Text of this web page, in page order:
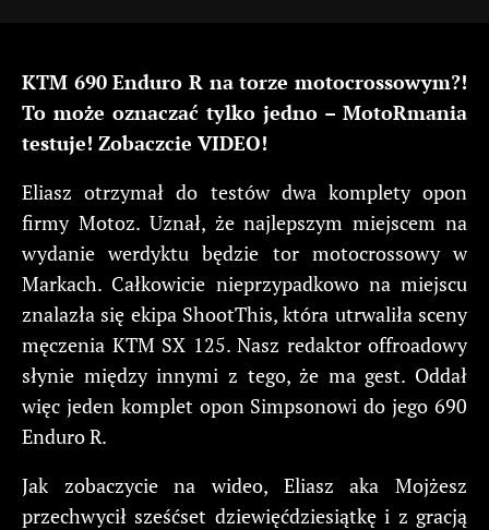
KTM 690 Enduro R na torze motocrossowym?!
To może oznaczać tylko jedno – MotoRmania
testuje! Zobaczcie VIDEO!
Eliasz otrzymał do testów dwa komplety opon
firmy Motoz. Uznał, że najlepszym miejscem na
wydanie werdyktu będzie tor motocrossowy w
Markach. Całkowicie nieprzypadkowo na miejscu
znalazła się ekipa ShootThis, która utrwaliła sceny
męczenia KTM SX 125. Nasz redaktor offroadowy
słynie między innymi z tego, że ma gest. Oddał
więc jeden komplet opon Simpsonowi do jego 690
Enduro R.
Jak zobaczycie na wideo, Eliasz aka Mojżesz
przechwycił sześćset dziewięćdziesiątkę i z gracją